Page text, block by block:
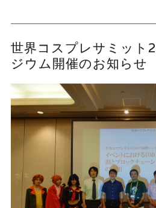
世界コスプレサミット
ジウム開催のお知らせ